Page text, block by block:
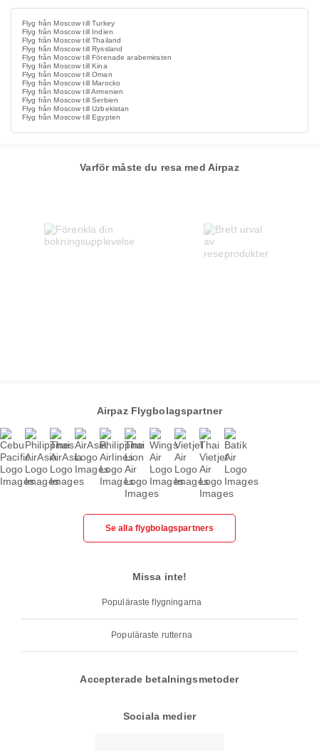
Flyg från Moscow till Turkey
Flyg från Moscow till Indien
Flyg från Moscow till Thailand
Flyg från Moscow till Ryssland
Flyg från Moscow till Förenade arabemiraten
Flyg från Moscow till Kina
Flyg från Moscow till Oman
Flyg från Moscow till Marocko
Flyg från Moscow till Armenien
Flyg från Moscow till Serbien
Flyg från Moscow till Uzbekistan
Flyg från Moscow till Egypten
Varför måste du resa med Airpaz
Airpaz Flygbolagspartner
Se alla flygbolagspartners
Missa inte!
Populäraste flygningarna
Populäraste rutterna
Accepterade betalningsmetoder
Sociala medier